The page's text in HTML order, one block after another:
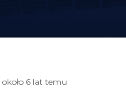
około 6 lat temu